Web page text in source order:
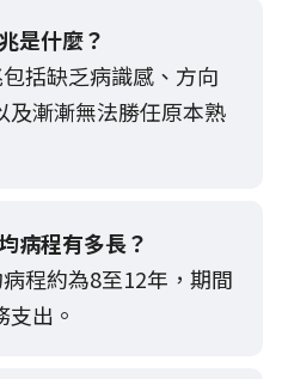
是什麼？
括缺乏病識感、方向
及漸漸無法勝任原本熟
病程有多長？
程約為8至12年，期間
出。